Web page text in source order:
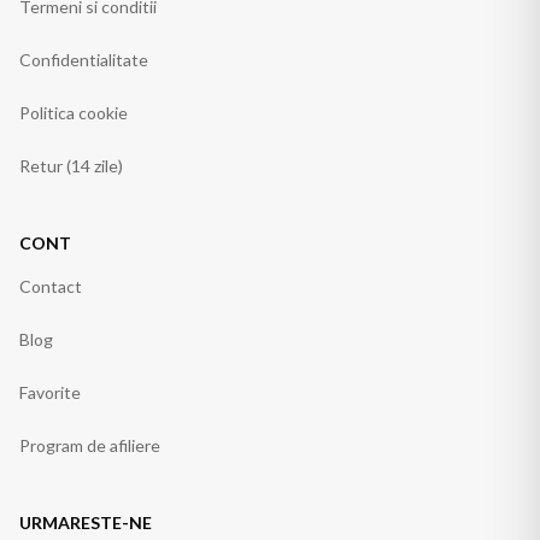
Termeni si conditii
Confidentialitate
Politica cookie
Retur (14 zile)
CONT
Contact
Blog
Favorite
Program de afiliere
URMARESTE-NE